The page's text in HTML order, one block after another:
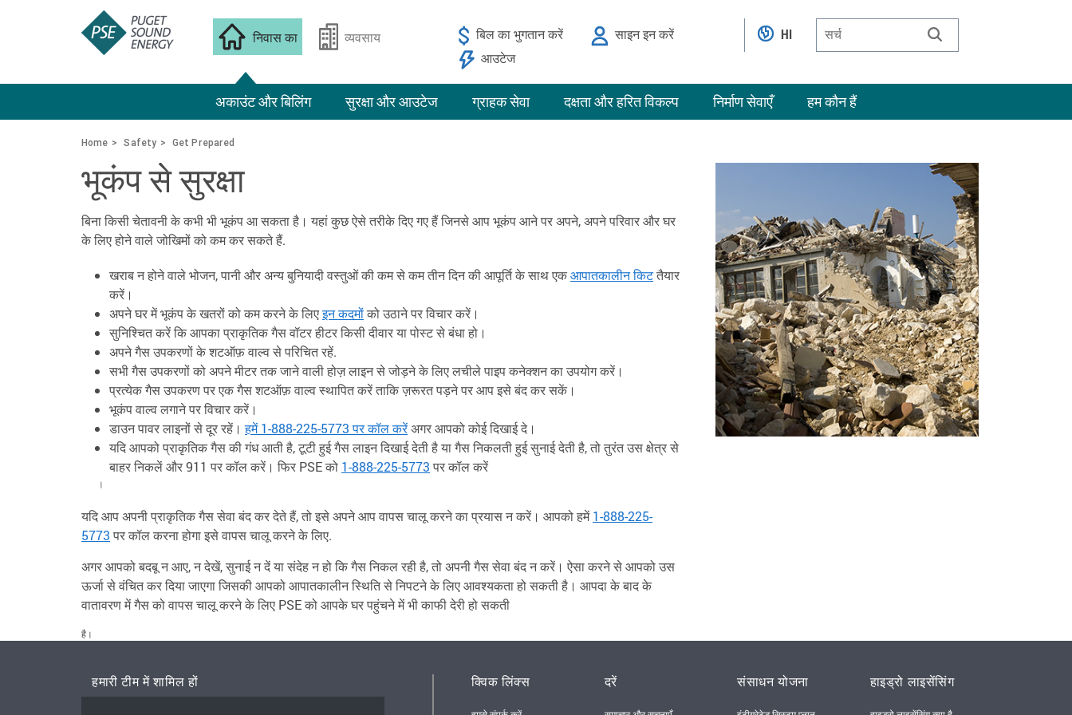
निवास का
अकाउंट और बिलिंग सुरक्षा और आउटेज ग्राहक सेवा दक्षता और हरित विकल्प निर्माण सेवाएँ हम कौन हैं
व्यवसाय बिल का भुगतान करें
साइन इन करें
आउटेज
HI
Home Safety Get Prepared
भूकंप से सुरक्षा
बिना किसी चेतावनी के कभी भी भूकंप आ सकता है। यहां कुछ ऐसे तरीके दिए गए हैं जिनसे आप भूकंप आने पर अपने, अपने परिवार और घर
के लिए होने वाले जोखिमों को कम कर सकते हैं.
खराब न होने वाले भोजन, पानी और अन्य बुनियादी वस्तुओं की कम से कम तीन दिन की आपूर्ति के साथ एकआपातकालीन किटतैयार
करें।
अपने घर में भूकंप के खतरों को कम करने के लिएइन कदमोंको उठाने पर विचार करें।
सुनिश्चित करें कि आपका प्राकृतिक गैस वॉटर हीटर किसी दीवार या पोस्ट से बंधा हो।
अपने गैस उपकरणों के शटऑफ़ वाल्व से परिचित रहें.
सभी गैस उपकरणों को अपने मीटर तक जाने वाली होज़ लाइन से जोड़ने के लिए लचीले पाइप कनेक्शन का उपयोग करें।
प्रत्येक गैस उपकरण पर एक गैस शटऑफ़ वाल्व स्थापित करें ताकि ज़रूरत पड़ने पर आप इसे बंद कर सकें।
भूकंप वाल्व लगाने पर विचार करें।
डाउन पावर लाइनों से दूर रहें।हमें 1-888-225-5773 पर कॉल करेंअगर आपको कोई दिखाई दे।
यदि आपको प्राकृतिक गैस की गंध आती है, टूटी हुई गैस लाइन दिखाई देती है या गैस निकलती हुई सुनाई देती है, तो तुरंत उस क्षेत्र से
बाहर निकलें और 911 पर कॉल करें। फिर PSE को 1-888-225-5773 पर कॉल करें
।
यदि आप अपनी प्राकृतिक गैस सेवा बंद कर देते हैं, तो इसे अपने आप वापस चालू करने का प्रयास न करें। आपको हमें1-888-225-
5773 पर कॉल करना होगा इसे वापस चालू करने के लिए.
अगर आपको बदबू न आए, न देखें, सुनाई न दें या संदेह न हो कि गैस निकल रही है, तो अपनी गैस सेवा बंद न करें। ऐसा करने से आपको उस
ऊर्जा से वंचित कर दिया जाएगा जिसकी आपको आपातकालीन स्थिति से निपटने के लिए आवश्यकता हो सकती है। आपदा के बाद के
वातावरण में गैस को वापस चालू करने के लिए PSE को आपके घर पहुंचने में भी काफी देरी हो सकती
है।
हमारी टीम में शामिल हों क्विक लिंक्स दरें संसाधन योजना हाइड्रो लाइसेंसिंग